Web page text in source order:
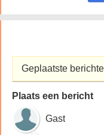
Geplaatste
Plaats een bericht
Gast